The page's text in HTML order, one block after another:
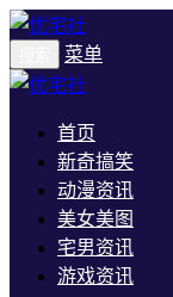
菜单
首页
新奇搞笑
动漫资讯
美女美图
宅男资讯
游戏资讯